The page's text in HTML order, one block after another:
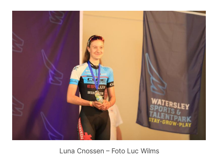
Luna Cnossen – Foto Luc Wilms